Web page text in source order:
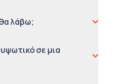
λάβω;
σε μια